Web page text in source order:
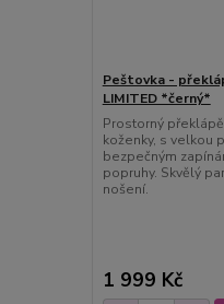
Peštovka -
LIMITED *černý*
Prostorný
koženky, s velkou
bezpečným
popruhy. Skvělý
nošení.
1 999 Kč